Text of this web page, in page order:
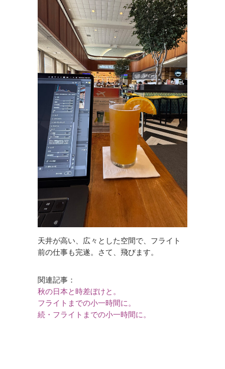
天井が高い、広々とした空間で、フライト
前の仕事も完遂。さて、飛びます。
関連記事：
秋の日本と時差ぼけと。
フライトまでの小一時間に。
続・フライトまでの小一時間に。